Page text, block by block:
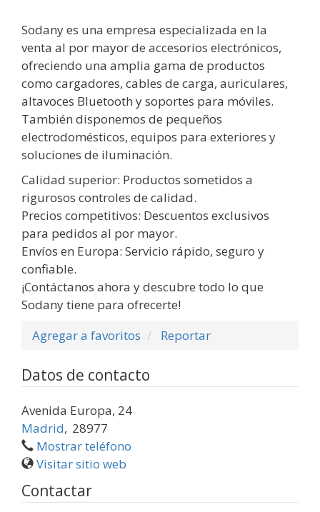
Sodany es una empresa especializada en la
venta al por mayor de accesorios electrónicos,
ofreciendo una amplia gama de productos
como cargadores, cables de carga, auriculares,
altavoces Bluetooth y soportes para móviles.
También disponemos de pequeños
electrodomésticos, equipos para exteriores y
soluciones de iluminación.
Calidad superior: Productos sometidos a
rigurosos controles de calidad.
Precios competitivos: Descuentos exclusivos
para pedidos al por mayor.
Envíos en Europa: Servicio rápido, seguro y
confiable.
¡Contáctanos ahora y descubre todo lo que
Sodany tiene para ofrecerte!
Agregar a favoritos
Reportar
Datos de contacto
Avenida Europa, 24
Madrid, 28977
Mostrar teléfono
Visitar sitio web
Contactar